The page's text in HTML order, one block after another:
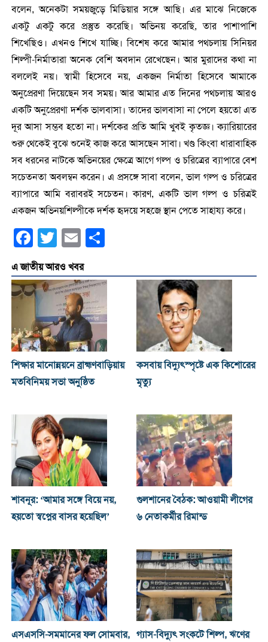
বলেন, অনেকটা সময়জুড়ে মিডিয়ার সঙ্গে আছি। এর মাঝে নিজেকে
একটু একটু করে প্রস্তুত করেছি। অভিনয় করেছি, তার পাশাপাশি
শিখেছিও। এখনও শিখে যাচ্ছি। বিশেষ করে আমার পথচলায় সিনিয়র
শিল্পী-নির্মাতারা অনেক বেশি অবদান রেখেছেন। আর মুরাদের কথা না
বললেই নয়। স্বামী হিসেবে নয়, একজন নির্মাতা হিসেবে আমাকে
অনুপ্রেরণা দিয়েছেন সব সময়। আর আমার এত দিনের পথচলায় আরও
একটি অনুপ্রেরণা দর্শক ভালবাসা। তাদের ভালবাসা না পেলে হয়তো এত
দূর আসা সম্ভব হতো না। দর্শকের প্রতি আমি খুবই কৃতজ্ঞ। ক্যারিয়ারের
শুরু থেকেই বুঝে শুনেই কাজ করে আসছেন সাবা। খণ্ড কিংবা ধারাবাহিক
সব ধরনের নাটকে অভিনয়ের ক্ষেত্রে আগে গল্প ও চরিত্রের ব্যাপারে বেশ
সচেতনতা অবলম্বন করেন। এ প্রসঙ্গে সাবা বলেন, ভাল গল্প ও চরিত্রের
ব্যাপারে আমি বরাবরই সচেতন। কারণ, একটি ভাল গল্প ও চরিত্রই
একজন অভিনয়শিল্পীকে দর্শক হৃদয়ে সহজে স্থান পেতে সাহায্য করে।
Facebook
Twitter Email
এ জাতীয় আরও খবর
শিক্ষার মানোন্নয়নে ব্রাহ্মণবাড়িয়ায়
মতবিনিময় সভা অনুষ্ঠিত
কসবায় বিদ্যুৎস্পৃষ্টে এক কিশোরের
মৃত্যু
শাবনূর: ‘আমার সঙ্গে বিয়ে নয়,
হয়তো স্বপ্নের বাসর হয়েছিল’
গুলশানের বৈঠক: আওয়ামী লীগের
৬ নেতাকর্মীর রিমান্ড
এসএসসি-সমমানের ফল সোমবার, গ্যাস-বিদ্যুৎ সংকটে শিল্প, ঋণের